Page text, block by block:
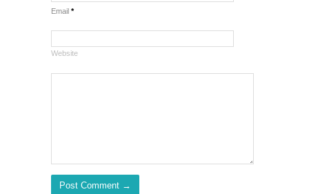
Email *
Website